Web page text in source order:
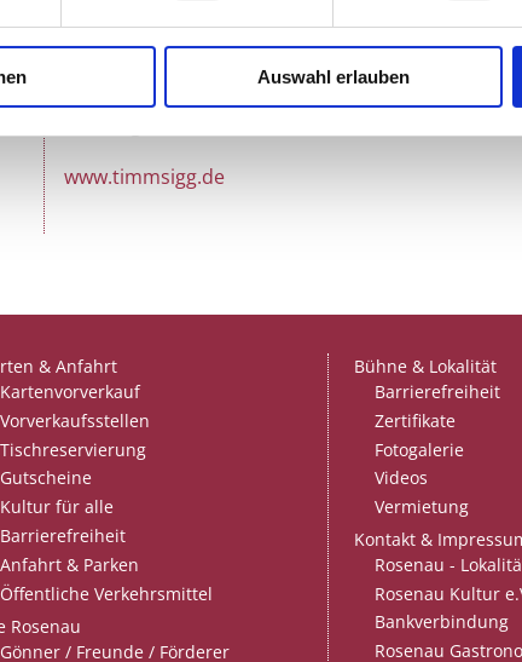
Auswahl erlauben
Timm Sigg das bunt
OpenStage: Alles ist möglich, und niemand und
www.timmsigg.de
& Anfahrt
Kartenvorverkauf
Vorverkaufsstellen
Tischreservierung
Gutscheine
Kultur für alle
Barrierefreiheit
Anfahrt & Parken
Öffentliche Verkehrsmittel
Rosenau
Gönner / Freunde / Förderer
Bühne & Lokalität
Barrierefreiheit
Zertifikate
Fotogalerie
Videos
Vermietung
Kontakt &
Rosenau -
Rosenau Kultur
Bankverbindung
Rosenau